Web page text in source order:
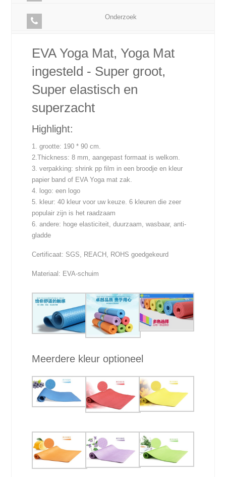
Onderzoek
EVA Yoga Mat, Yoga Mat
ingesteld - Super groot,
Super elastisch en
superzacht
Highlight:
1. grootte: 190 * 90 cm.
2.Thickness: 8 mm, aangepast formaat is welkom.
3. verpakking: shrink pp film in een broodje en kleur
papier band of EVA Yoga mat zak.
4. logo: een logo
5. kleur: 40 kleur voor uw keuze. 6 kleuren die zeer
populair zijn is het raadzaam
6. andere: hoge elasticiteit, duurzaam, wasbaar, anti-
gladde
Certificaat: SGS, REACH, ROHS goedgekeurd
Materiaal: EVA-schuim
Meerdere kleur optioneel